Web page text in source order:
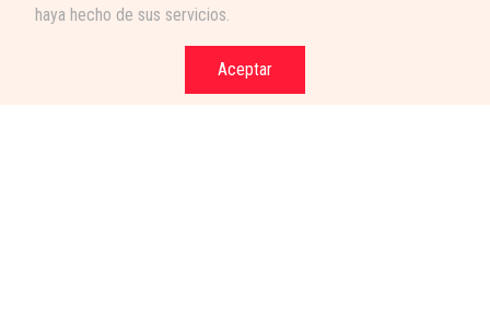
haya hecho de sus servicios.
Aceptar